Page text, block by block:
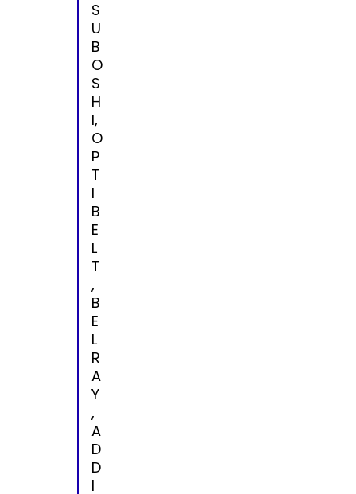
S
U
B
O
S
H
I,
O
P
T
I
B
E
L
T
,
B
E
L
R
A
Y
,
A
D
D
I